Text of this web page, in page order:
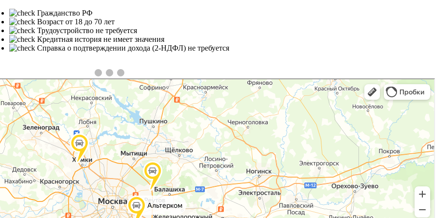
Гражданство РФ
Возраст от 18 до 70 лет
Трудоустройство не требуется
Кредитная история не имеет значения
Справка о подтверждении дохода (2-НДФЛ) не требуется